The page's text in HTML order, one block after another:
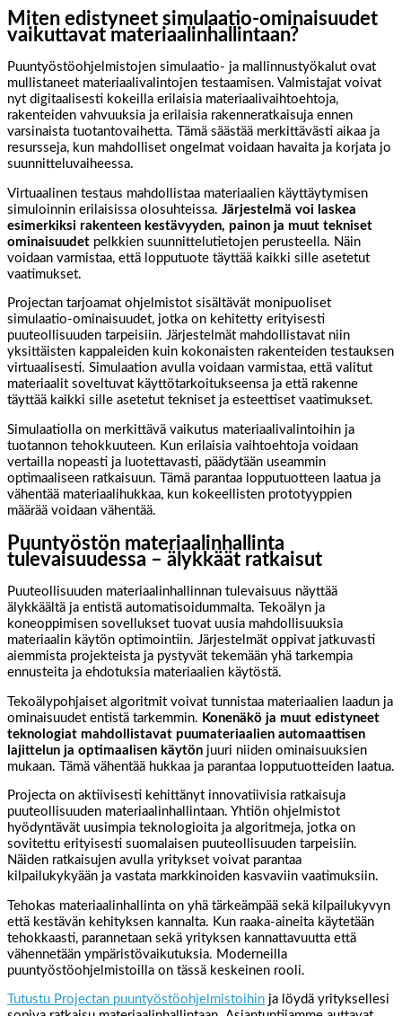
Miten edistyneet simulaatio-ominaisuudet
vaikuttavat materiaalinhallintaan?
Puuntyöstöohjelmistojen simulaatio- ja mallinnustyökalut ovat
mullistaneet materiaalivalintojen testaamisen. Valmistajat voivat
nyt digitaalisesti kokeilla erilaisia materiaalivaihtoehtoja,
rakenteiden vahvuuksia ja erilaisia rakenneratkaisuja ennen
varsinaista tuotantovaihetta. Tämä säästää merkittävästi aikaa ja
resursseja, kun mahdolliset ongelmat voidaan havaita ja korjata jo
suunnitteluvaiheessa.
Virtuaalinen testaus mahdollistaa materiaalien käyttäytymisen
simuloinnin erilaisissa olosuhteissa. Järjestelmä voi laskea
esimerkiksi rakenteen kestävyyden, painon ja muut tekniset
ominaisuudet pelkkien suunnittelutietojen perusteella. Näin
voidaan varmistaa, että lopputuote täyttää kaikki sille asetetut
vaatimukset.
Projectan tarjoamat ohjelmistot sisältävät monipuoliset
simulaatio-ominaisuudet, jotka on kehitetty erityisesti
puuteollisuuden tarpeisiin. Järjestelmät mahdollistavat niin
yksittäisten kappaleiden kuin kokonaisten rakenteiden testauksen
virtuaalisesti. Simulaation avulla voidaan varmistaa, että valitut
materiaalit soveltuvat käyttötarkoitukseensa ja että rakenne
täyttää kaikki sille asetetut tekniset ja esteettiset vaatimukset.
Simulaatiolla on merkittävä vaikutus materiaalivalintoihin ja
tuotannon tehokkuuteen. Kun erilaisia vaihtoehtoja voidaan
vertailla nopeasti ja luotettavasti, päädytään useammin
optimaaliseen ratkaisuun. Tämä parantaa lopputuotteen laatua ja
vähentää materiaalihukkaa, kun kokeellisten prototyyppien
määrää voidaan vähentää.
Puuntyöstön materiaalinhallinta
tulevaisuudessa – älykkäät ratkaisut
Puuteollisuuden materiaalinhallinnan tulevaisuus näyttää
älykkäältä ja entistä automatisoidummalta. Tekoälyn ja
koneoppimisen sovellukset tuovat uusia mahdollisuuksia
materiaalin käytön optimointiin. Järjestelmät oppivat jatkuvasti
aiemmista projekteista ja pystyvät tekemään yhä tarkempia
ennusteita ja ehdotuksia materiaalien käytöstä.
Tekoälypohjaiset algoritmit voivat tunnistaa materiaalien laadun ja
ominaisuudet entistä tarkemmin. Konenäkö ja muut edistyneet
teknologiat mahdollistavat puumateriaalien automaattisen
lajittelun ja optimaalisen käytön juuri niiden ominaisuuksien
mukaan. Tämä vähentää hukkaa ja parantaa lopputuotteiden laatua.
Projecta on aktiivisesti kehittänyt innovatiivisia ratkaisuja
puuteollisuuden materiaalinhallintaan. Yhtiön ohjelmistot
hyödyntävät uusimpia teknologioita ja algoritmeja, jotka on
sovitettu erityisesti suomalaisen puuteollisuuden tarpeisiin.
Näiden ratkaisujen avulla yritykset voivat parantaa
kilpailukykyään ja vastata markkinoiden kasvaviin vaatimuksiin.
Tehokas materiaalinhallinta on yhä tärkeämpää sekä kilpailukyvyn
että kestävän kehityksen kannalta. Kun raaka-aineita käytetään
tehokkaasti, parannetaan sekä yrityksen kannattavuutta että
vähennetään ympäristövaikutuksia. Moderneilla
puuntyöstöohjelmistoilla on tässä keskeinen rooli.
Tutustu Projectan puuntyöstöohjelmistoihin ja löydä yrityksellesi